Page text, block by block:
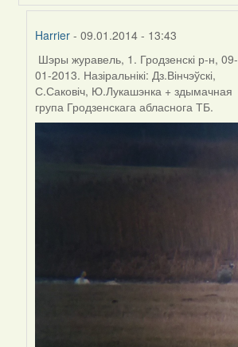
Harrier - 09.01.2014 - 13:43
In
reply
to
by
Шэры журавель, 1. Гродзенскі р-н, 09-
01-2013. Назіральнікі: Дз.Вінчэўскі,
С.Саковіч, Ю.Лукашэнка + здымачная
група Гродзенскага абласнога ТБ.